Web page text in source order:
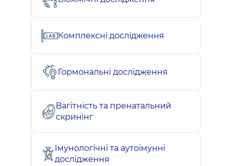
Комплексні дослідження
Гормональні дослідження
Вагітність та пренатальний
скринінг
Імунологічні та аутоімунні
дослідження